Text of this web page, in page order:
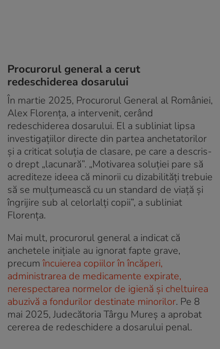
Procurorul general a cerut
redeschiderea dosarului
În martie 2025, Procurorul General al României,
Alex Florența, a intervenit, cerând
redeschiderea dosarului. El a subliniat lipsa
investigațiilor directe din partea anchetatorilor
și a criticat soluția de clasare, pe care a descris-
o drept „lacunară”. „Motivarea soluției pare să
acrediteze ideea că minorii cu dizabilități trebuie
să se mulțumească cu un standard de viață și
îngrijire sub al celorlalți copii”, a subliniat
Florența.
Mai mult, procurorul general a indicat că
anchetele inițiale au ignorat fapte grave,
precumîncuierea copiilor în încăperi,
administrarea de medicamente expirate,
nerespectarea normelor de igienă și cheltuirea
abuzivă a fondurilor destinate minorilor. Pe 8
mai 2025, Judecătoria Târgu Mureș a aprobat
cererea de redeschidere a dosarului penal.